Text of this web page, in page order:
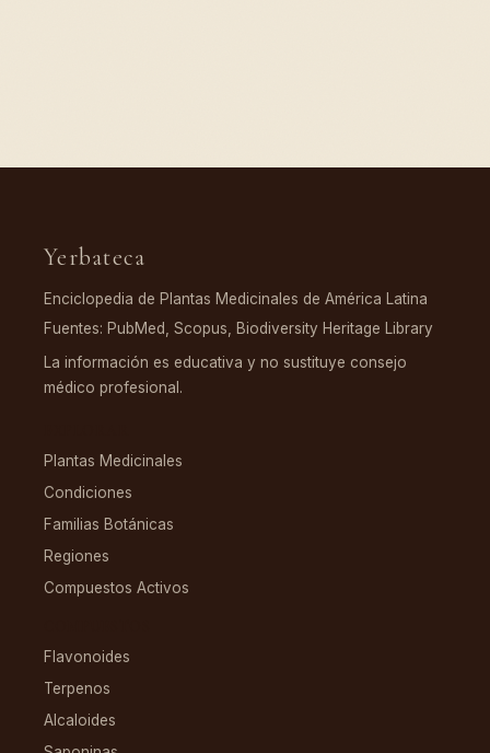
Yerbateca
Enciclopedia de Plantas Medicinales de América Latina
Fuentes: PubMed, Scopus, Biodiversity Heritage Library
La información es educativa y no sustituye consejo
médico profesional.
Plantas Medicinales
Condiciones
Familias Botánicas
Regiones
Compuestos Activos
Flavonoides
Terpenos
Alcaloides